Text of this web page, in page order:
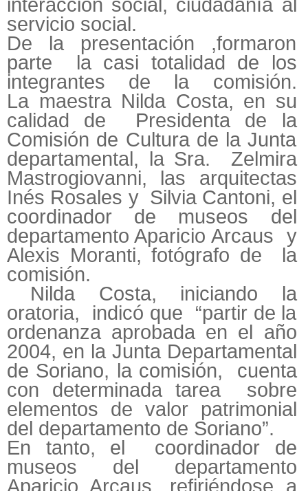
interacción social, ciudadanía al
servicio social.
De la presentación ,formaron
parte la casi totalidad de los
integrantes de la comisión.
La maestra Nilda Costa, en su
calidad de Presidenta de la
Comisión de Cultura de la Junta
departamental, la Sra. Zelmira
Mastrogiovanni, las arquitectas
Inés Rosales y Silvia Cantoni, el
coordinador de museos del
departamento Aparicio Arcaus y
Alexis Moranti, fotógrafo de la
comisión.
Nilda Costa, iniciando la
oratoria, indicó que “partir de la
ordenanza aprobada en el año
2004, en la Junta Departamental
de Soriano, la comisión, cuenta
con determinada tarea sobre
elementos de valor patrimonial
del departamento de Soriano”.
En tanto, el coordinador de
museos del departamento
Aparicio Arcaus, refiriéndose a